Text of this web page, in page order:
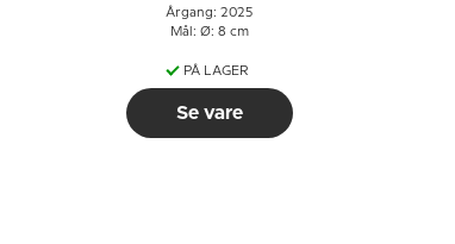
Årgang: 2025
Mål: Ø: 8 cm
PÅ LAGER
Se vare